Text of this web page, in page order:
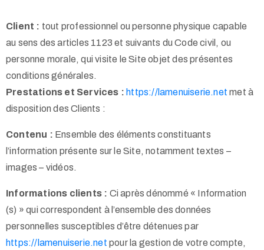
Client : tout professionnel ou personne physique capable
au sens des articles 1123 et suivants du Code civil, ou
personne morale, qui visite le Site objet des présentes
conditions générales.
Prestations et Services : https://lamenuiserie.net met à
disposition des Clients :
Contenu : Ensemble des éléments constituants
l’information présente sur le Site, notamment textes –
images – vidéos.
Informations clients : Ci après dénommé « Information
(s) » qui correspondent à l’ensemble des données
personnelles susceptibles d’être détenues par
https://lamenuiserie.net pour la gestion de votre compte,